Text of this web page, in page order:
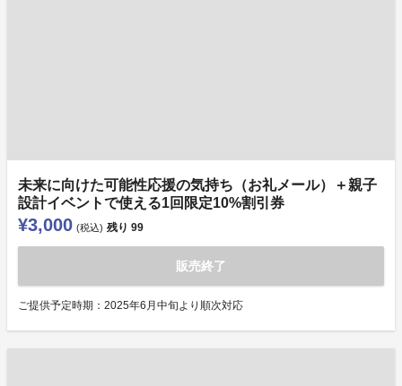
未来に向けた可能性応援の気持ち（お礼メール）＋親子
設計イベントで使える1回限定10%割引券
¥3,000 (税込) 残り 99
販売終了
ご提供予定時期：2025年6月中旬より順次対応